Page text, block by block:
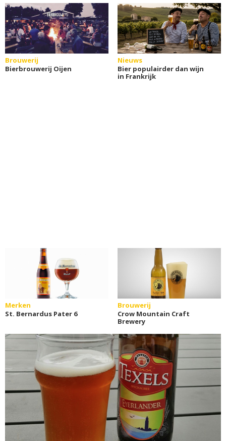
Brouwerij
Bierbrouwerij Oijen
Nieuws
Bier populairder dan wijn
in Frankrijk
Merken
St. Bernardus Pater 6
Brouwerij
Crow Mountain Craft
Brewery